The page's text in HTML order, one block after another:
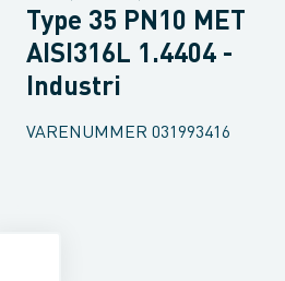
Type 35 PN10 MET
AISI316L 1.4404 -
Industri
VARENUMMER 031993416